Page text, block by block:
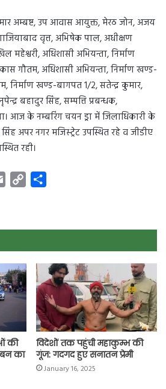
अम्बष्ट, उप आवास आयुक्त, मेरठ जोन, अजय
वृत्त, अभिषेक पाल, अधीक्षण
महेश्वरी, अधिशासी अभियन्ता, निर्माण
गौतम, अधिशासी अभियन्ता, निर्माण खण्ड-
निर्माण खण्ड-बागपत 1/2, सतेन्द्र कुमार,
बहादुर सिंह, सम्पत्ति प्रबन्धक,
आज के नम्बरिंग चयन ड्रा में जिलाधिकारी के
अपर नगर मजिस्ट्रेट उपस्थित रहे व जीडीए
रही।
i
y
n
k
r
की
का
विदेशों तक पहुंची महाकुम्भ की
गूंज: गदगद हुए सनातन प्रेमी
January 16, 2025